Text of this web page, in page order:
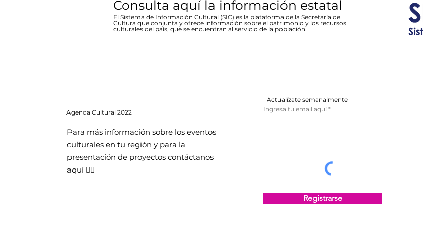
Consulta aquí la información estatal
El Sistema de Información Cultural (SIC) es la plataforma de la Secretaría de
Cultura que conjunta y ofrece información sobre el patrimonio y los recursos
culturales del país, que se encuentran al servicio de la población.
AgendaCultural 2022
Para más información sobre los eventos
culturales en tu región y para la
presentación de proyectos contáctanos
aquí 👇🏻
Actualízate semanalmente
Ingresa tu email aquí
Registrarse